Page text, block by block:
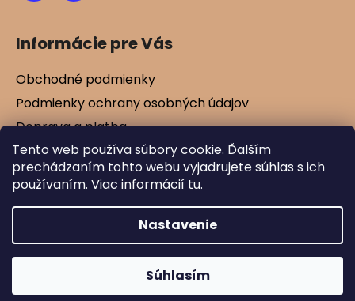
Tento web používa súbory cookie. Ďalším
prechádzaním tohto webu vyjadrujete súhlas s ich
používaním. Viac informácií tu.
Nastavenie
Súhlasím
Informácie pre Vás
Obchodné podmienky
Podmienky ochrany osobných údajov
Doprava a platba
Kontakty
Vernostné zľavy
Vytvoril Shoptet
Mamtex.sk
vyhradené.